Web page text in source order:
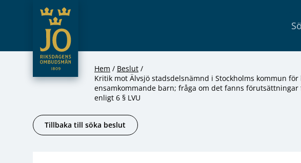
Hoppa till innehåll
JO – Riksdagens Ombudsmän
Hem
Beslut
Kritik mot Älvsjö stadsdelsnämnd i Stockholms kommun
ensamkommande barn; fråga om det fanns
enligt 6 § LVU
Tillbaka till söka beslut